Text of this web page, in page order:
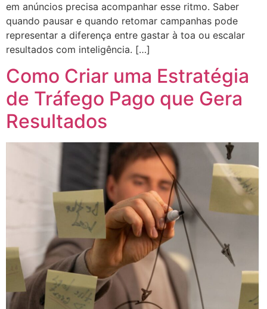
em anúncios precisa acompanhar esse ritmo. Saber
quando pausar e quando retomar campanhas pode
representar a diferença entre gastar à toa ou escalar
resultados com inteligência. […]
Como Criar uma Estratégia
de Tráfego Pago que Gera
Resultados